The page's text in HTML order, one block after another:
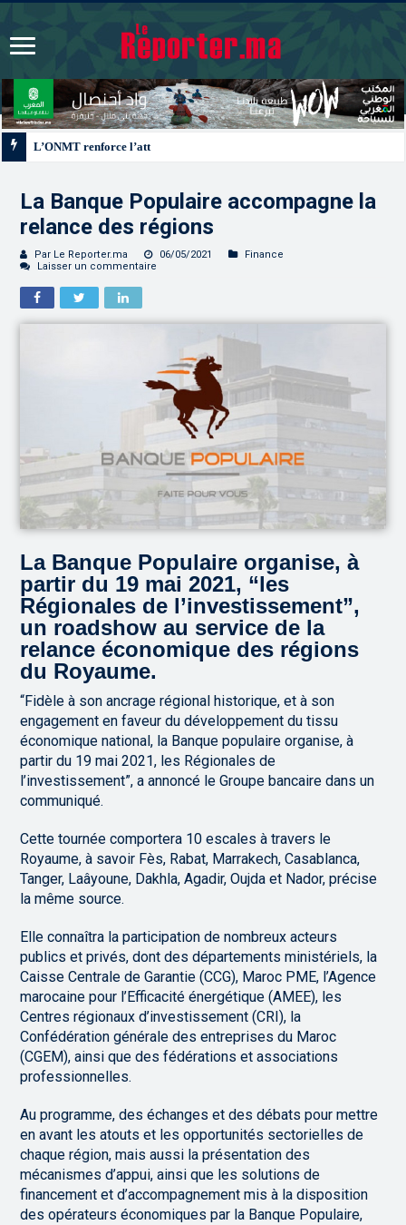
La Banque Populaire accompagne la
relance des régions
Par Le Reporter.ma 06/05/2021
Finance
Laisser un commentaire
La Banque Populaire organise, à
partir du 19 mai 2021, “les
Régionales de l’investissement”,
un roadshow au service de la
relance économique des régions
du Royaume.
“Fidèle à son ancrage régional historique, et à son
engagement en faveur du développement du tissu
économique national, la Banque populaire organise, à
partir du 19 mai 2021, les Régionales de
l’investissement”, a annoncé le Groupe bancaire dans un
communiqué.
Cette tournée comportera 10 escales à travers le
Royaume, à savoir Fès, Rabat, Marrakech, Casablanca,
Tanger, Laâyoune, Dakhla, Agadir, Oujda et Nador, précise
la même source.
Elle connaîtra la participation de nombreux acteurs
publics et privés, dont des départements ministériels, la
Caisse Centrale de Garantie (CCG), Maroc PME, l’Agence
marocaine pour l’Efficacité énergétique (AMEE), les
Centres régionaux d’investissement (CRI), la
Confédération générale des entreprises du Maroc
(CGEM), ainsi que des fédérations et associations
professionnelles.
Au programme, des échanges et des débats pour mettre
en avant les atouts et les opportunités sectorielles de
chaque région, mais aussi la présentation des
mécanismes d’appui, ainsi que les solutions de
financement et d’accompagnement mis à la disposition
des opérateurs économiques par la Banque Populaire,